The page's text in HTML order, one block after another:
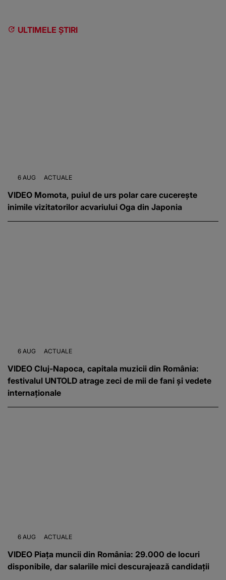
ULTIMELE ȘTIRI
6 AUG ACTUALE
VIDEO Momota, puiul de urs polar care cucerește
inimile vizitatorilor acvariului Oga din Japonia
6 AUG ACTUALE
VIDEO Cluj-Napoca, capitala muzicii din România:
festivalul UNTOLD atrage zeci de mii de fani și vedete
internaționale
6 AUG ACTUALE
VIDEO Piața muncii din România: 29.000 de locuri
disponibile, dar salariile mici descurajează candidații